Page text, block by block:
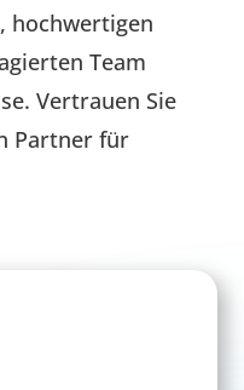
hochwertigen
Team
Vertrauen Sie
Partner für